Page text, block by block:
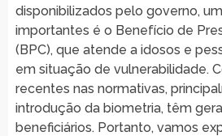
disponibilizados pelo governo,
importantes é o Benefício de
(BPC), que atende a idosos e
em situação de vulnerabilidade.
recentes nas normativas,
introdução da biometria, têm
beneficiários. Portanto, vamos